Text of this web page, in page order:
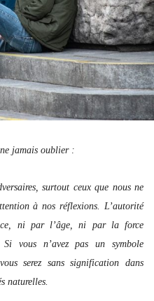
jamais oublier :
surtout ceux que nous ne
à nos réflexions. L’autorité
ni par l’âge, ni par la force
vous n’avez pas un symbole
serez sans signification dans
naturelles.